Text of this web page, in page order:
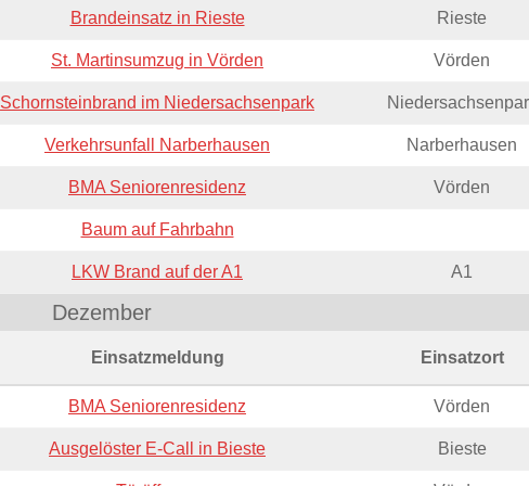
Brandeinsatz in Rieste Rieste
St. Martinsumzug in Vörden Vörden
Schornsteinbrand im Niedersachsenpark
Verkehrsunfall Narberhausen Narberhausen
BMA Seniorenresidenz Vörden
Baum auf Fahrbahn
LKW Brand auf der A1 A1
Dezember
Einsatzmeldung Einsatzort
BMA Seniorenresidenz Vörden
Ausgelöster E-Call in Bieste Bieste